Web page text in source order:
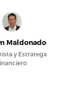
Maldonado
y Estratega